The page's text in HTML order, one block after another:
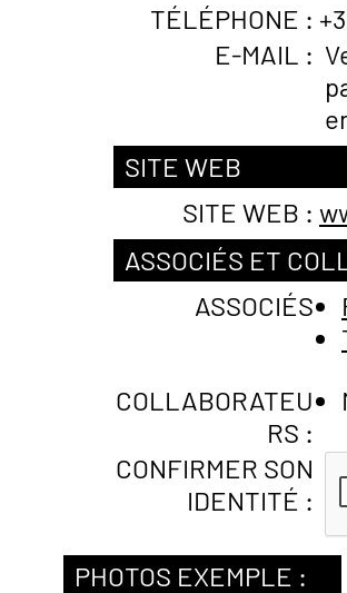
TÉLÉPHONE :
E-MAIL :
SITE WEB
SITE WEB :
ASSOCIÉS ET
ASSOCIÉS
COLLABORATEU
RS :
CONFIRMER SON
IDENTITÉ :
PHOTOS EXEMPLE :